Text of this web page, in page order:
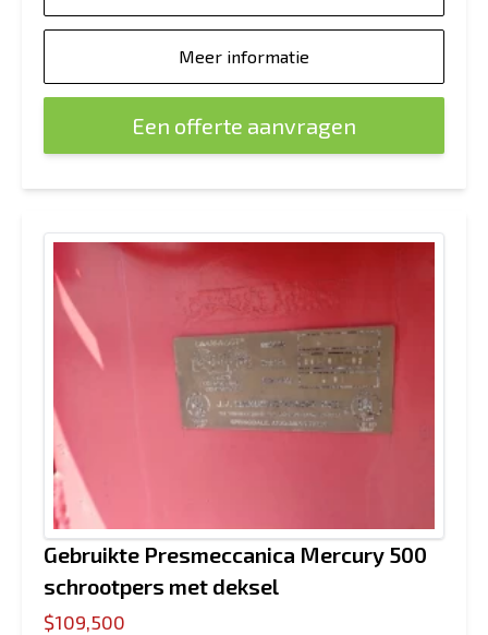
Meer informatie
Een offerte aanvragen
Gebruikte Presmeccanica Mercury 500
schrootpers met deksel
$109,500